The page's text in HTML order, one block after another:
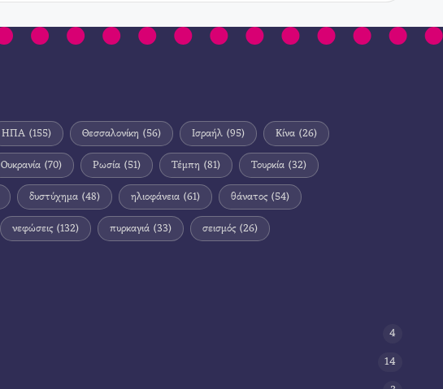
ΗΠΑ (155) Θεσσαλονίκη (56) Ισραήλ (95) Κίνα (26)
Ουκρανία (70) Ρωσία (51) Τέμπη (81) Τουρκία (32)
δυστύχημα (48) ηλιοφάνεια (61) θάνατος (54)
νεφώσεις (132) πυρκαγιά (33) σεισμός (26)
4
14